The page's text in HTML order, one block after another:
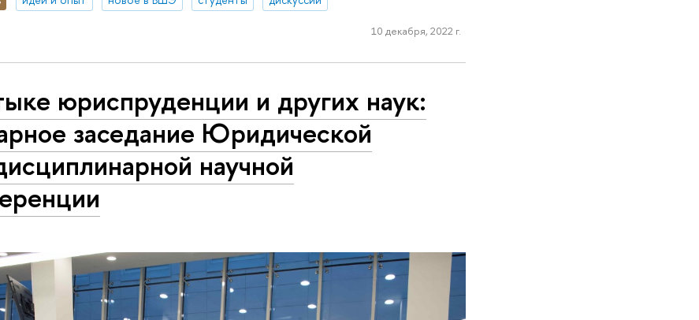
10 декабря, 2022 г.
юриспруденции и других наук:
заседание Юридической
научной